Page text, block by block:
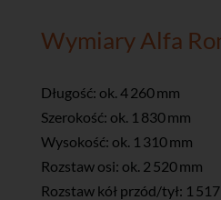
Wymiary Alfa
Długość: ok. 4 260 mm
Szerokość: ok. 1 830 mm
Wysokość: ok. 1 310 mm
Rozstaw osi: ok. 2 520 mm
Rozstaw kół przód/tył: 1